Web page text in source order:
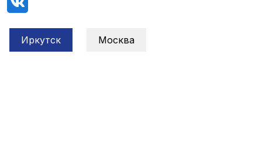
Иркутск Москва